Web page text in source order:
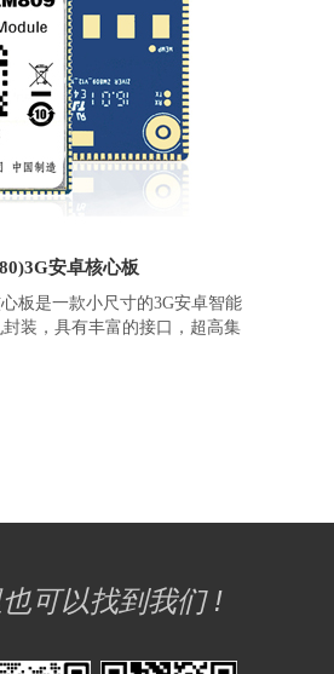
、蓝牙5.0、GNSS(GPS/北
源管理、充放电等。提供丰富数
、USBx2、UARTx3、
、GPIOs等。可外接多种外
EDP显示屏，3D人脸识别模
、指纹、刷卡、安全加密、身
高频模块等等。
安卓核心板
是一款小尺寸的3G安卓智能
装，具有丰富的接口，超高集
SPI，I2S，ADC，Keypad，
，车载雷达，OBD等等。
模块拥有超高集成度，尺寸
，智能硬件与穿戴，智能车载
可以找到我们 !